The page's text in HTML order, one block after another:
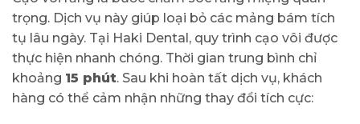
trọng. Dịch vụ này giúp loại bỏ các mảng bám tích
tụ lâu ngày. Tại Haki Dental, quy trình cạo vôi được
thực hiện nhanh chóng. Thời gian trung bình chỉ
khoảng 15 phút. Sau khi hoàn tất dịch vụ, khách
hàng có thể cảm nhận những thay đổi tích cực: